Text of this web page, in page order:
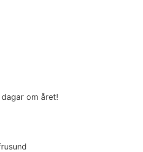
om året!